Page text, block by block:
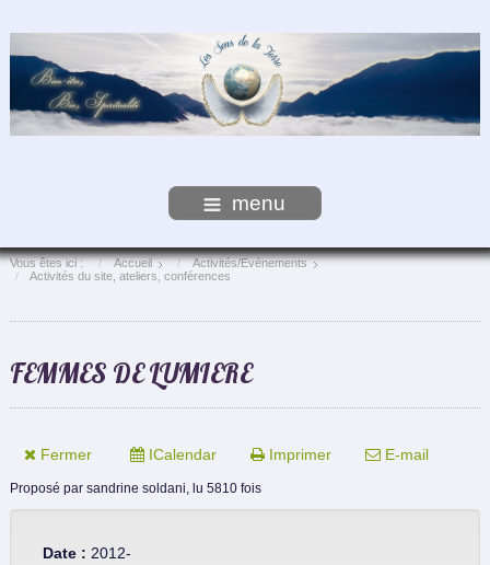
menu
Vous êtes ici : Accueil
Activités/Evénements
Activités du site, ateliers, conférences
FEMMES DE LUMIERE
Fermer ICalendar Imprimer E-mail
Proposé par sandrine soldani, lu 5810 fois
Date : 2012-